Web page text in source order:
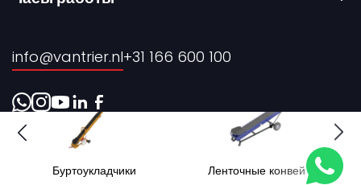
Продажа
О нас
Контакты
info@vantrier.nl+31 166 600 100
Буртоукладчики Ленточные конвейеры